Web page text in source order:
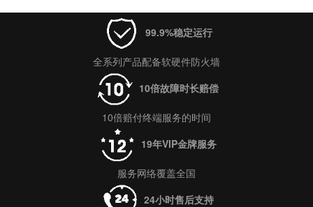
99.9%稳定运行
全系列产品配备软硬件防火墙
10倍故障时长赔偿
10倍赔付终端服务的时间
19年VIP金牌服务
服务网络覆盖全国
24小时售后支持